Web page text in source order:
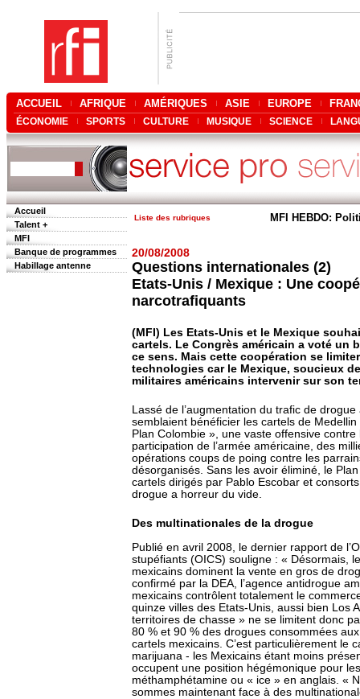
ACCUEIL AFRIQUE AMÉRIQUES ASIE EUROPE
ÉCONOMIE SPORTS CULTURE MUSIQUE SCIENCE
Accueil
Talent +
MFI
Banque de programmes
Habillage antenne
Liste des rubriques MFI HEBDO:
20/08/2008
Questions internationales (2)
Etats-Unis / Mexique : Une
narcotrafiquants
(MFI) Les Etats-Unis et le Mexique
cartels. Le Congrès américain a voté un
ce sens. Mais cette coopération se
technologies car le Mexique, soucieux
militaires américains intervenir sur son
Lassé de l’augmentation du trafic de
semblaient bénéficier les cartels de
Plan Colombie », une vaste offensive
participation de l’armée américaine, des
opérations coups de poing contre les
désorganisés. Sans les avoir éliminé, le
cartels dirigés par Pablo Escobar et
drogue a horreur du vide.
Des multinationales de la drogue
Publié en avril 2008, le dernier rapport de
stupéfiants (OICS) souligne : « Désormais,
mexicains dominent la vente en gros de
confirmé par la DEA, l’agence antidrogue
mexicains contrôlent totalement le
quinze villes des Etats-Unis, aussi bien Los
territoires de chasse » ne se limitent donc
80 % et 90 % des drogues consommées
cartels mexicains. C’est particulièrement le
marijuana - les Mexicains étant moins
occupent une position hégémonique pour
méthamphétamine ou « ice » en anglais. «
sommes maintenant face à des